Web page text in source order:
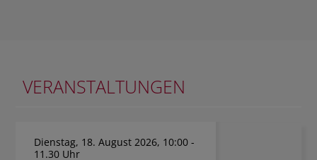
VERANSTALTUNGEN
Dienstag, 18. August 2026, 10:00 -
11.30 Uhr